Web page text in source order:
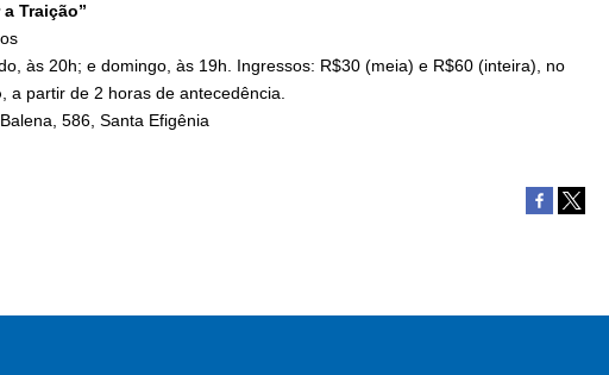
Traição”
às 20h; e domingo, às 19h. Ingressos: R$30 (meia) e R$60 (inteira), no
, a partir de 2 horas de antecedência.
586, Santa Efigênia